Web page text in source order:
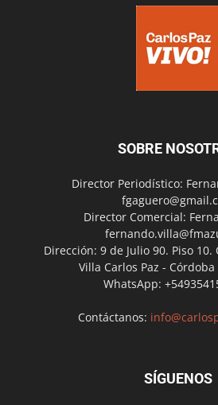
SOBRE
Director Periodístico:
Director Comercial:
Dirección: 9 de Julio 90. Piso 10.
Villa Carlos Paz -
WhatsApp:
Contáctanos:
SÍGUENOS